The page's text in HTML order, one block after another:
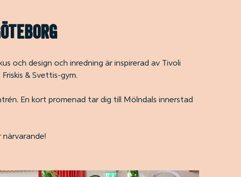
och design och inredning är inspirerad av Tivoli
& Svettis-gym.
En kort promenad tar dig till Mölndals innerstad